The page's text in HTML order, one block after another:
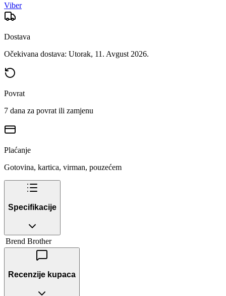
Viber
Dostava
Očekivana dostava: Utorak, 11. Avgust 2026.
Povrat
7 dana za povrat ili zamjenu
Plaćanje
Gotovina, kartica, virman, pouzećem
Specifikacije
Brend Brother
Recenzije kupaca